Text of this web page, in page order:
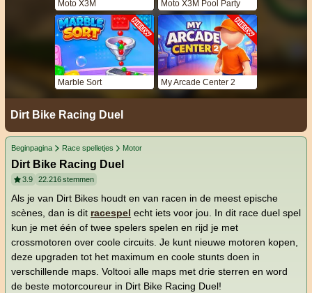
Moto X3M Moto X3M Pool Party
Marble Sort My Arcade Center 2
Dirt Bike Racing Duel
Beginpagina Race spelletjes Motor
Dirt Bike Racing Duel
3.9 22.216stemmen
Als je van Dirt Bikes houdt en van racen in de meest epische
scènes, dan is dit racespel echt iets voor jou. In dit race duel spel
kun je met één of twee spelers spelen en rijd je met
crossmotoren over coole circuits. Je kunt nieuwe motoren kopen,
deze upgraden tot het maximum en coole stunts doen in
verschillende maps. Voltooi alle maps met drie sterren en word
de beste motorcoureur in Dirt Bike Racing Duel!